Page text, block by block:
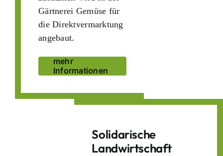
Gärtnerei Gemüse für
die Direktvermarktung
angebaut.
mehr
Informationen
Solidarische
Landwirtschaft